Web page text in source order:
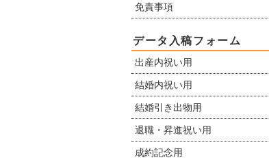
免責事項
データ入稿フォーム
出産内祝い用
結婚内祝い用
結婚引き出物用
退職・昇進祝い用
成約記念用